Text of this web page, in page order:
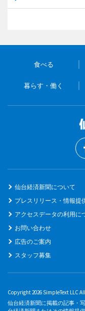
食べる
暮らす・働く
仙台経済新聞について
プレスリリース・情報提
アクセスデータの利用に
お問い合わせ
広告のご案内
スタッフ募集
Copyright 2026 SimpleText LLC
仙台経済新聞に掲載の記事・